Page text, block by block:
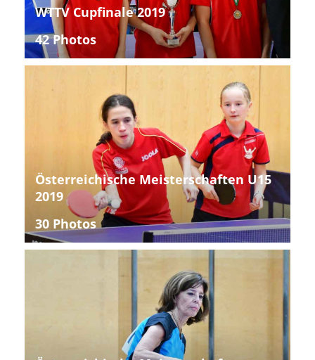
WTTV Cupfinale 2019
42 Photos
Österreichische Meisterschaften U15
2019
30 Photos